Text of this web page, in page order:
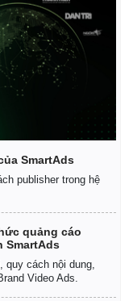
SmartAds
publisher trong hệ
quảng cáo
SmartAds
quy cách nội dung,
Video Ads.